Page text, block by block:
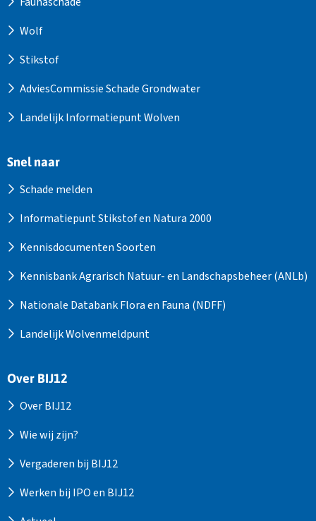
Wolf
Stikstof
AdviesCommissie Schade Grondwater
Landelijk Informatiepunt Wolven
Snel naar
Schade melden
Informatiepunt Stikstof en Natura 2000
Kennisdocumenten Soorten
Kennisbank Agrarisch Natuur- en Landschapsbeheer (ANLb)
Nationale Databank Flora en Fauna (NDFF)
Landelijk Wolvenmeldpunt
Over BIJ12
Over BIJ12
Wie wij zijn?
Vergaderen bij BIJ12
Werken bij IPO en BIJ12